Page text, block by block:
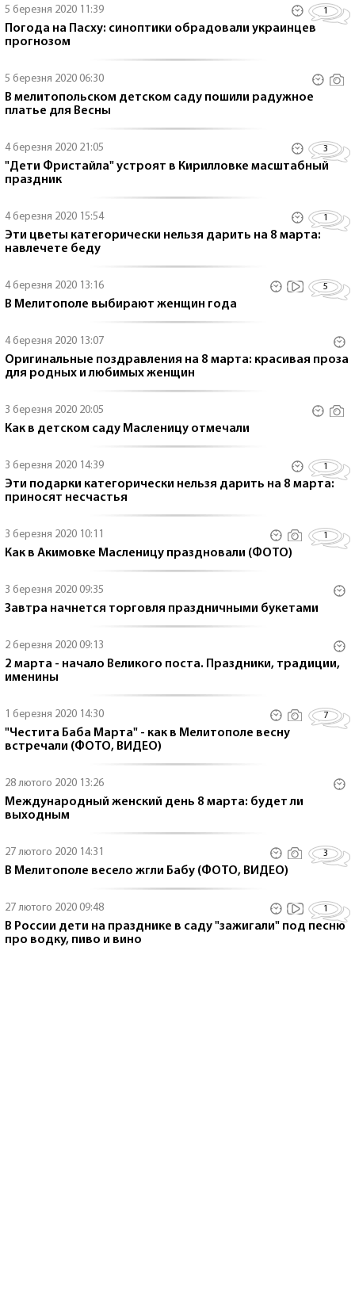
5 березня 2020 11:39 1
Погода на Пасху: синоптики обрадовали украинцев
прогнозом
5 березня 2020 06:30
В мелитопольском детском саду пошили радужное
платье для Весны
4 березня 2020 21:05 3
"Дети Фристайла" устроят в Кирилловке масштабный
праздник
4 березня 2020 15:54 1
Эти цветы категорически нельзя дарить на 8 марта:
навлечете беду
4 березня 2020 13:16 5
В Мелитополе выбирают женщин года
4 березня 2020 13:07
Оригинальные поздравления на 8 марта: красивая проза
для родных и любимых женщин
3 березня 2020 20:05
Как в детском саду Масленицу отмечали
3 березня 2020 14:39 1
Эти подарки категорически нельзя дарить на 8 марта:
приносят несчастья
3 березня 2020 10:11 1
Как в Акимовке Масленицу праздновали (ФОТО)
3 березня 2020 09:35
Завтра начнется торговля праздничными букетами
2 березня 2020 09:13
2 марта - начало Великого поста. Праздники, традиции,
именины
1 березня 2020 14:30 7
"Честита Баба Марта" - как в Мелитополе весну
встречали (ФОТО, ВИДЕО)
28 лютого 2020 13:26
Международный женский день 8 марта: будет ли
выходным
27 лютого 2020 14:31 3
В Мелитополе весело жгли Бабу (ФОТО, ВИДЕО)
27 лютого 2020 09:48 1
В России дети на празднике в саду "зажигали" под песню
про водку, пиво и вино